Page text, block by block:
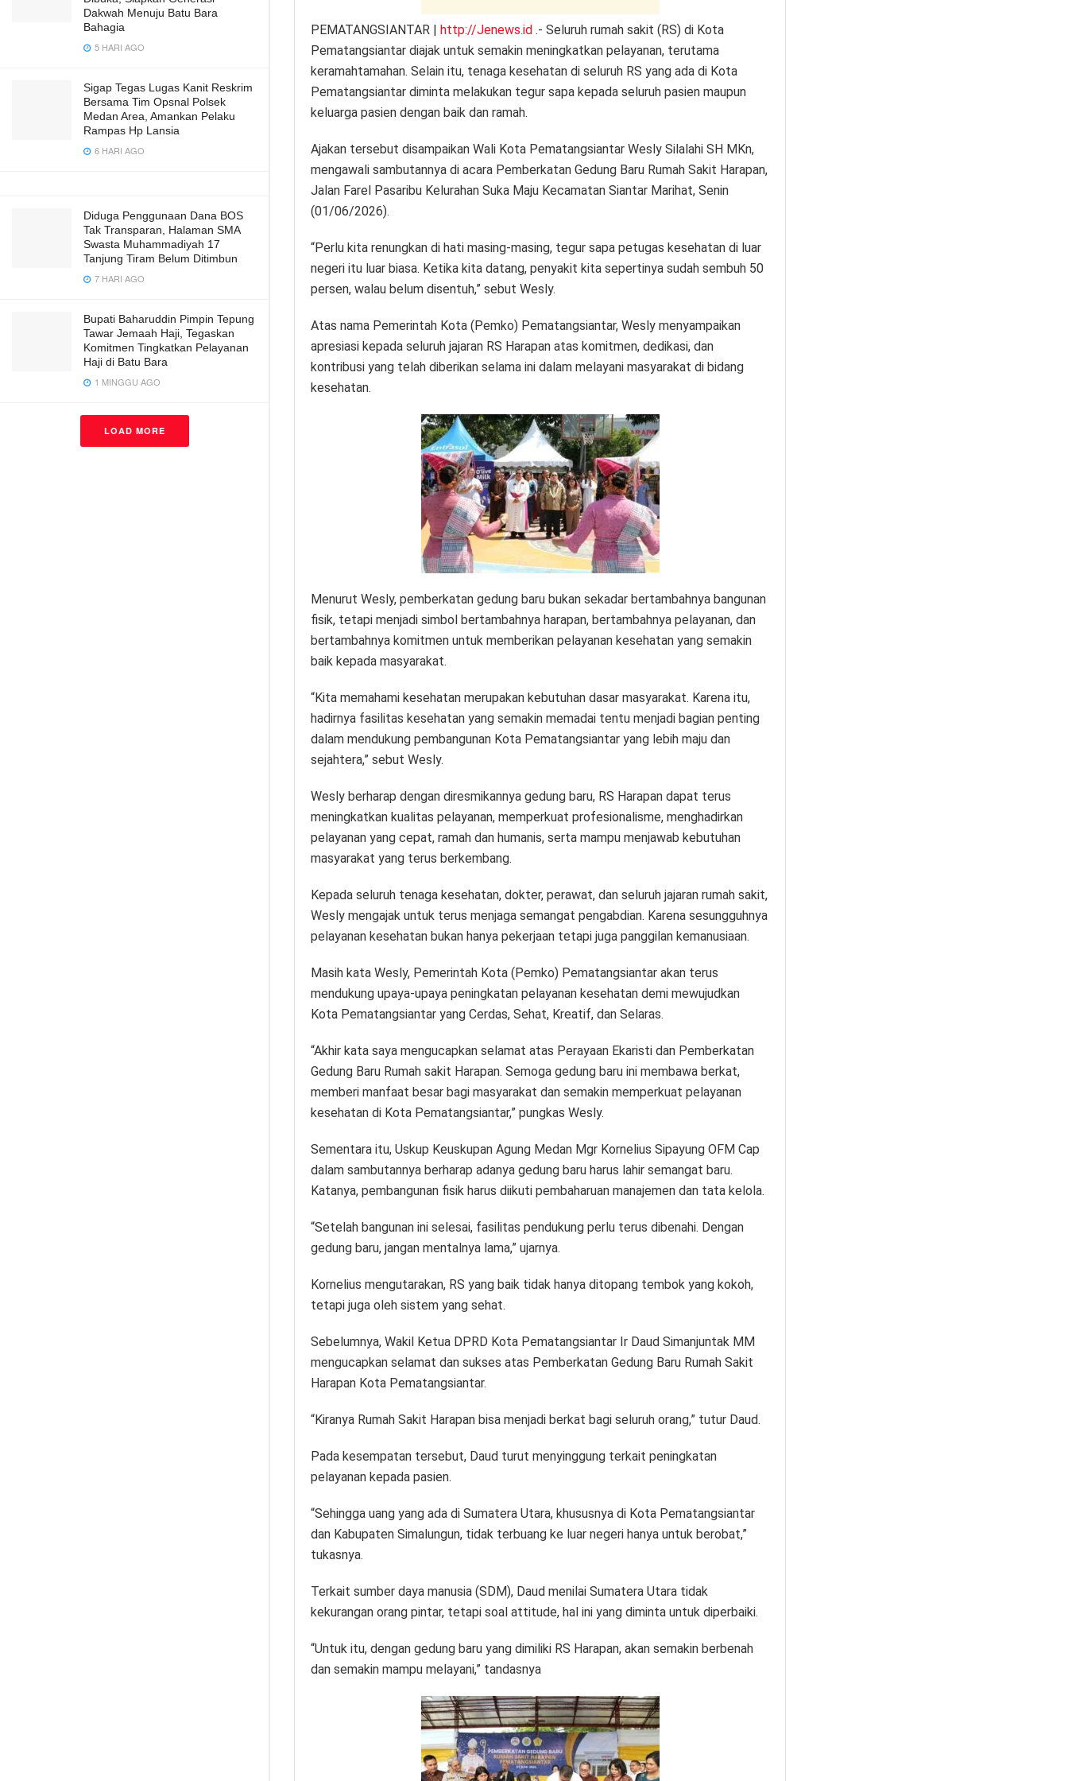
Dakwah Menuju Batu Bara
Bahagia
5 HARI AGO
Sigap Tegas Lugas Kanit Reskrim
Bersama Tim Opsnal Polsek
Medan Area, Amankan Pelaku
Rampas Hp Lansia
6 HARI AGO
Diduga Penggunaan Dana BOS
Tak Transparan, Halaman SMA
Swasta Muhammadiyah 17
Tanjung Tiram Belum Ditimbun
7 HARI AGO
Bupati Baharuddin Pimpin Tepung
Tawar Jemaah Haji, Tegaskan
Komitmen Tingkatkan Pelayanan
Haji di Batu Bara
1 MINGGU AGO
LOAD MORE
PEMATANGSIANTAR | http://Jenews.id .- Seluruh rumah sakit (RS) di Kota
Pematangsiantar diajak untuk semakin meningkatkan pelayanan, terutama
keramahtamahan. Selain itu, tenaga kesehatan di seluruh RS yang ada di Kota
Pematangsiantar diminta melakukan tegur sapa kepada seluruh pasien maupun
keluarga pasien dengan baik dan ramah.
Ajakan tersebut disampaikan Wali Kota Pematangsiantar Wesly Silalahi SH MKn,
mengawali sambutannya di acara Pemberkatan Gedung Baru Rumah Sakit Harapan,
Jalan Farel Pasaribu Kelurahan Suka Maju Kecamatan Siantar Marihat, Senin
(01/06/2026).
“Perlu kita renungkan di hati masing-masing, tegur sapa petugas kesehatan di luar
negeri itu luar biasa. Ketika kita datang, penyakit kita sepertinya sudah sembuh 50
persen, walau belum disentuh,” sebut Wesly.
Atas nama Pemerintah Kota (Pemko) Pematangsiantar, Wesly menyampaikan
apresiasi kepada seluruh jajaran RS Harapan atas komitmen, dedikasi, dan
kontribusi yang telah diberikan selama ini dalam melayani masyarakat di bidang
kesehatan.
Menurut Wesly, pemberkatan gedung baru bukan sekadar bertambahnya bangunan
fisik, tetapi menjadi simbol bertambahnya harapan, bertambahnya pelayanan, dan
bertambahnya komitmen untuk memberikan pelayanan kesehatan yang semakin
baik kepada masyarakat.
“Kita memahami kesehatan merupakan kebutuhan dasar masyarakat. Karena itu,
hadirnya fasilitas kesehatan yang semakin memadai tentu menjadi bagian penting
dalam mendukung pembangunan Kota Pematangsiantar yang lebih maju dan
sejahtera,” sebut Wesly.
Wesly berharap dengan diresmikannya gedung baru, RS Harapan dapat terus
meningkatkan kualitas pelayanan, memperkuat profesionalisme, menghadirkan
pelayanan yang cepat, ramah dan humanis, serta mampu menjawab kebutuhan
masyarakat yang terus berkembang.
Kepada seluruh tenaga kesehatan, dokter, perawat, dan seluruh jajaran rumah sakit,
Wesly mengajak untuk terus menjaga semangat pengabdian. Karena sesungguhnya
pelayanan kesehatan bukan hanya pekerjaan tetapi juga panggilan kemanusiaan.
Masih kata Wesly, Pemerintah Kota (Pemko) Pematangsiantar akan terus
mendukung upaya-upaya peningkatan pelayanan kesehatan demi mewujudkan
Kota Pematangsiantar yang Cerdas, Sehat, Kreatif, dan Selaras.
“Akhir kata saya mengucapkan selamat atas Perayaan Ekaristi dan Pemberkatan
Gedung Baru Rumah sakit Harapan. Semoga gedung baru ini membawa berkat,
memberi manfaat besar bagi masyarakat dan semakin memperkuat pelayanan
kesehatan di Kota Pematangsiantar,” pungkas Wesly.
Sementara itu, Uskup Keuskupan Agung Medan Mgr Kornelius Sipayung OFM Cap
dalam sambutannya berharap adanya gedung baru harus lahir semangat baru.
Katanya, pembangunan fisik harus diikuti pembaharuan manajemen dan tata kelola.
“Setelah bangunan ini selesai, fasilitas pendukung perlu terus dibenahi. Dengan
gedung baru, jangan mentalnya lama,” ujarnya.
Kornelius mengutarakan, RS yang baik tidak hanya ditopang tembok yang kokoh,
tetapi juga oleh sistem yang sehat.
Sebelumnya, Wakil Ketua DPRD Kota Pematangsiantar Ir Daud Simanjuntak MM
mengucapkan selamat dan sukses atas Pemberkatan Gedung Baru Rumah Sakit
Harapan Kota Pematangsiantar.
“Kiranya Rumah Sakit Harapan bisa menjadi berkat bagi seluruh orang,” tutur Daud.
Pada kesempatan tersebut, Daud turut menyinggung terkait peningkatan
pelayanan kepada pasien.
“Sehingga uang yang ada di Sumatera Utara, khususnya di Kota Pematangsiantar
dan Kabupaten Simalungun, tidak terbuang ke luar negeri hanya untuk berobat,”
tukasnya.
Terkait sumber daya manusia (SDM), Daud menilai Sumatera Utara tidak
kekurangan orang pintar, tetapi soal attitude, hal ini yang diminta untuk diperbaiki.
“Untuk itu, dengan gedung baru yang dimiliki RS Harapan, akan semakin berbenah
dan semakin mampu melayani,” tandasnya